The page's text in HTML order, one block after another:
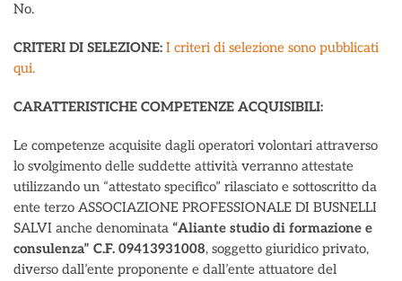
No.
CRITERI DI SELEZIONE: I criteri di selezione sono pubblicati
qui.
CARATTERISTICHE COMPETENZE ACQUISIBILI:
Le competenze acquisite dagli operatori volontari attraverso
lo svolgimento delle suddette attività verranno attestate
utilizzando un “attestato specifico” rilasciato e sottoscritto da
ente terzo ASSOCIAZIONE PROFESSIONALE DI BUSNELLI
SALVI anche denominata “Aliante studio di formazione e
consulenza” C.F. 09413931008, soggetto giuridico privato,
diverso dall’ente proponente e dall’ente attuatore del